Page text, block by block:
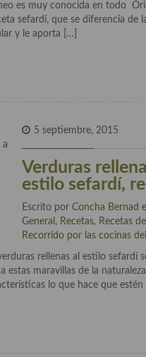
es muy conocida en todo
sefardí, que se diferencia de
y le aporta […]
5 septiembre, 2015
Verduras
estilo sefardí,
Escrito porConcha Bernad
General , Recetas, Recetas
Recorrido por las cocinas
rellenas al estilo sefardí
estas maravillas de la
lo que hace que